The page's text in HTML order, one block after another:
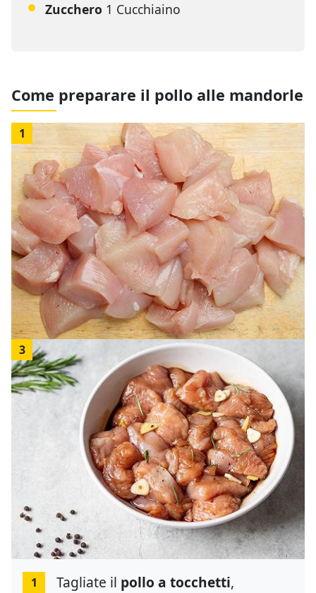
Zucchero 1 Cucchiaino
Come preparare il pollo alle mandorle
1
3
1 Tagliate il pollo a tocchetti,